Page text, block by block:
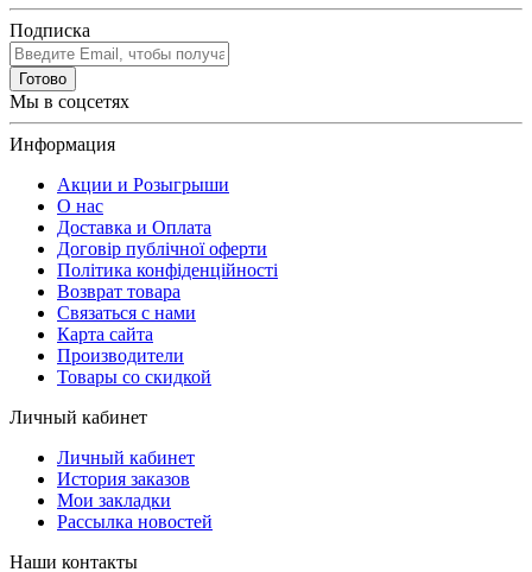
Подписка
Готово
Мы в соцсетях
Информация
Акции и Розыгрыши
О нас
Доставка и Оплата
Договір публічної оферти
Політика конфіденційності
Возврат товара
Связаться с нами
Карта сайта
Производители
Товары со скидкой
Личный кабинет
Личный кабинет
История заказов
Мои закладки
Рассылка новостей
Наши контакты